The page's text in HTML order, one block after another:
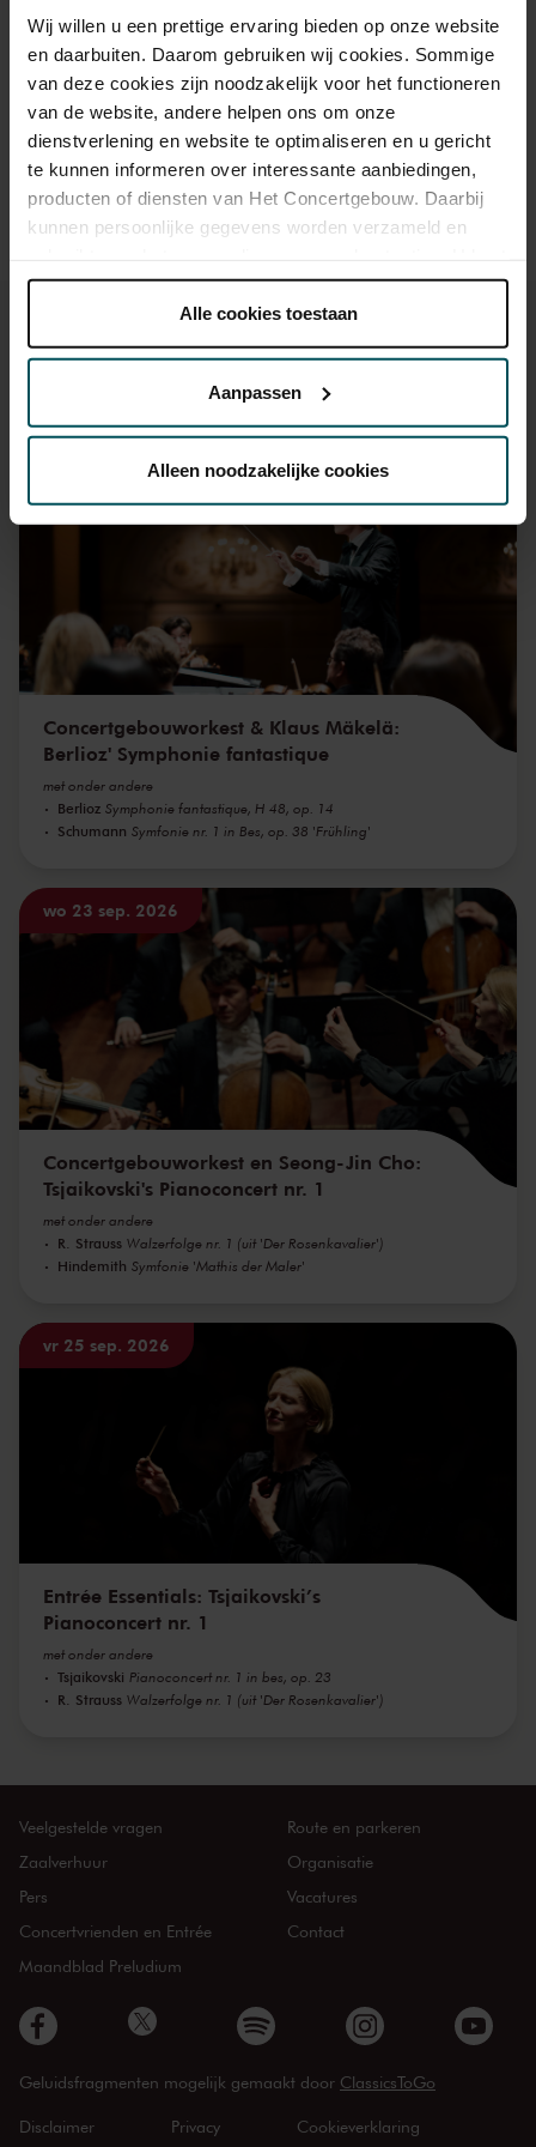
Wij willen u een prettige ervaring bieden op onze website
en daarbuiten. Daarom gebruiken wij cookies. Sommige
van deze cookies zijn noodzakelijk voor het functioneren
van de website, andere helpen ons om onze
dienstverlening en website te optimaliseren en u gericht
te kunnen informeren over interessante aanbiedingen,
producten of diensten van Het Concertgebouw. Daarbij
kunnen persoonlijke gegevens worden verzameld en
onder 'aanpassen' zelf welke cookies wij mogen
Lees onze cookieverklaring hier. Lees onze
Via decookieverklaringop onze website kunt u uw
We werken samen met32 derden
die uw gegevens
kunnen ontvangen en verwerken.
Alle cookies toestaan
Aanpassen
Alleen noodzakelijke cookies
jaar? Eventuele sprintkaarten zijn 4 uur van tevoren via de
online bestelflow beschikbaar.Meer informatie over
sprintkaarten
Prijzen zijn exclusief transactiekosten: € 5 per bestelling. Wilt
u rolstoelplaatsen bestellen? Mail naar
kassa@concertgebouw.nl of bel de Concertgebouwlijn op
020 – 671 83 45.
Ook iets voor u?
wo 16 sep. 2026
Concertgebouworkest & Klaus Mäkelä:
Berlioz' Symphonie fantastique
met onder andere
Berlioz Symphonie fantastique, H 48, op. 14
Schumann Symfonie nr. 1 in Bes, op. 38 'Frühling'
wo 23 sep. 2026
Concertgebouworkest en Seong-Jin Cho:
Tsjaikovski's Pianoconcert nr. 1
met onder andere
R. Strauss Walzerfolge nr. 1 (uit 'Der Rosenkavalier')
Hindemith Symfonie 'Mathis der Maler'
vr 25 sep. 2026
Entrée Essentials: Tsjaikovski’s
Pianoconcert nr. 1
met onder andere
Tsjaikovski Pianoconcert nr. 1 in bes, op. 23
R. Strauss Walzerfolge nr. 1 (uit 'Der Rosenkavalier')
Veelgestelde vragen
Zaalverhuur
Pers
Concertvrienden en Entrée
Maandblad Preludium
Route en parkeren
Organisatie
Vacatures
Contact
Geluidsfragmenten mogelijk gemaakt door ClassicsToGo
Disclaimer Privacy Cookieverklaring